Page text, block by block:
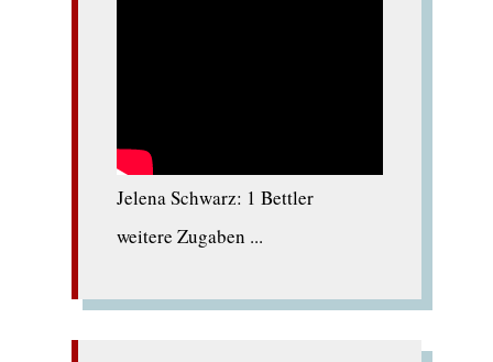
Jelena Schwarz: 1 Bettler
weitere Zugaben ...